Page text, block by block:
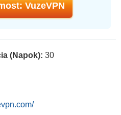
VuzeVPN
(Napok): 30